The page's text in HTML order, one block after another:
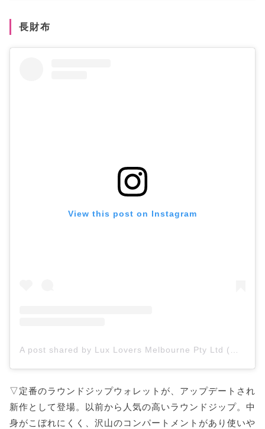
長財布
View this post on Instagram
A post shared by Lux Lovers Melbourne Pty Ltd (@luxloversmelb)
▽定番のラウンドジップウォレットが、アップデートされ
新作として登場。以前から人気の高いラウンドジップ。中
身がこぼれにくく、沢山のコンパートメントがあり使いや